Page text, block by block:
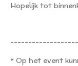
Hopelijk tot
* Op het event